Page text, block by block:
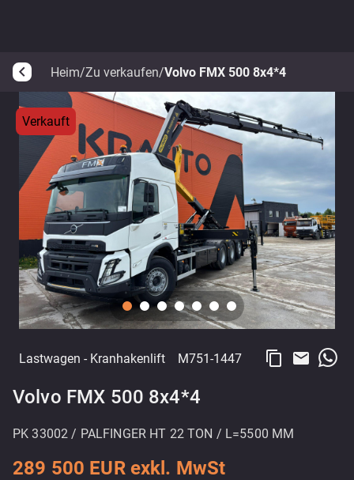
arrow_back_ios Heim/Zu verkaufen/Volvo FMX 500 8x4*4
Verkauft
Lastwagen - Kranhakenlift M751-1447 content_copy email
Volvo FMX 500 8x4*4
PK 33002 / PALFINGER HT 22 TON / L=5500 MM
289 500 EUR exkl. MwSt